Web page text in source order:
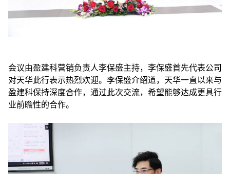
会议由盈建科营销负责人李保盛主持，李保盛首先代表公司
对天华此行表示热烈欢迎。李保盛介绍道，天华一直以来与
盈建科保持深度合作，通过此次交流，希望能够达成更具行
业前瞻性的合作。